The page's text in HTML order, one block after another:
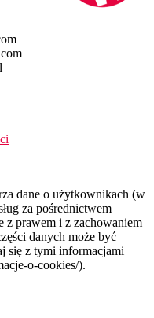
dane o użytkownikach (w
za pośrednictwem
z prawem i z zachowaniem
danych może być
się z tymi informacjami
o-cookies/).